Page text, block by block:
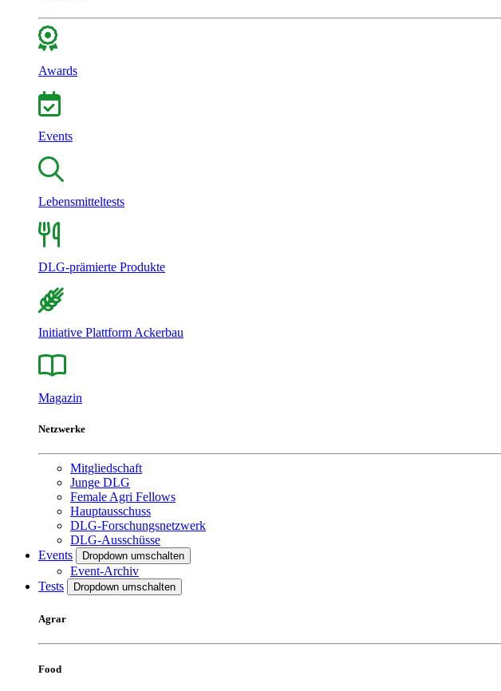
Awards
Events
Lebensmitteltests
DLG-prämierte Produkte
Initiative Plattform Ackerbau
Magazin
Netzwerke
Mitgliedschaft
Junge DLG
Female Agri Fellows
Hauptausschuss
DLG-Forschungsnetzwerk
DLG-Ausschüsse
Events
Dropdown umschalten
Event-Archiv
Tests
Dropdown umschalten
Agrar
Food